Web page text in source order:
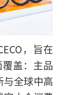
，旨在
盖：主品
与全球中高